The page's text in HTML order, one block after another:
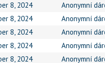
8, 2024
Anonymní
8, 2024
Anonymní
8, 2024
Anonymní
8, 2024
Anonymní
8, 2024
Anonymní